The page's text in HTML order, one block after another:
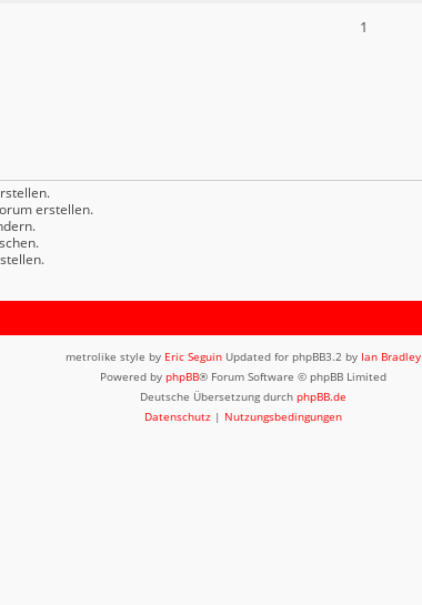
1
erstellen.
metrolike style by Eric Seguin Updated for phpBB3.2 by Ian Bradley
Powered by phpBB® Forum Software © phpBB Limited
Deutsche Übersetzung durch phpBB.de
Datenschutz | Nutzungsbedingungen